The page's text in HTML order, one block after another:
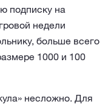
подписку на
недели
больше всего
1000 и 100
несложно. Для